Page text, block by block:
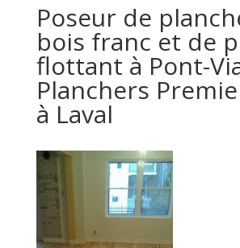
Poseur de
bois franc et de
flottant à Pont-
Planchers
à Laval